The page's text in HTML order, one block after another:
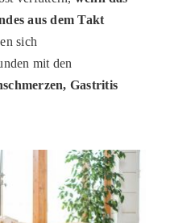
aus dem Takt
sich
mit den
Gastritis